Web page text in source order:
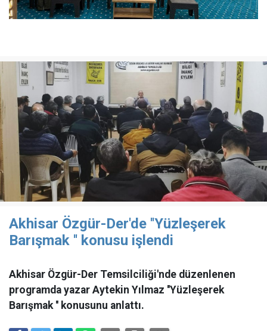
Akhisar Özgür-Der'de ''Yüzleşerek
Barışmak '' konusu işlendi
Akhisar Özgür-Der Temsilciliği'nde düzenlenen
programda yazar Aytekin Yılmaz ''Yüzleşerek
Barışmak '' konusunu anlattı.